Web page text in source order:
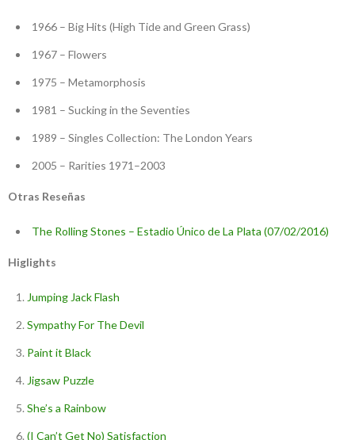
1966 – Big Hits (High Tide and Green Grass)
1967 – Flowers
1975 – Metamorphosis
1981 – Sucking in the Seventies
1989 – Singles Collection: The London Years
2005 – Rarities 1971–2003
Otras Reseñas
The Rolling Stones – Estadio Único de La Plata (07/02/2016)
Higlights
Jumping Jack Flash
Sympathy For The Devil
Paint it Black
Jigsaw Puzzle
She’s a Rainbow
(I Can’t Get No) Satisfaction